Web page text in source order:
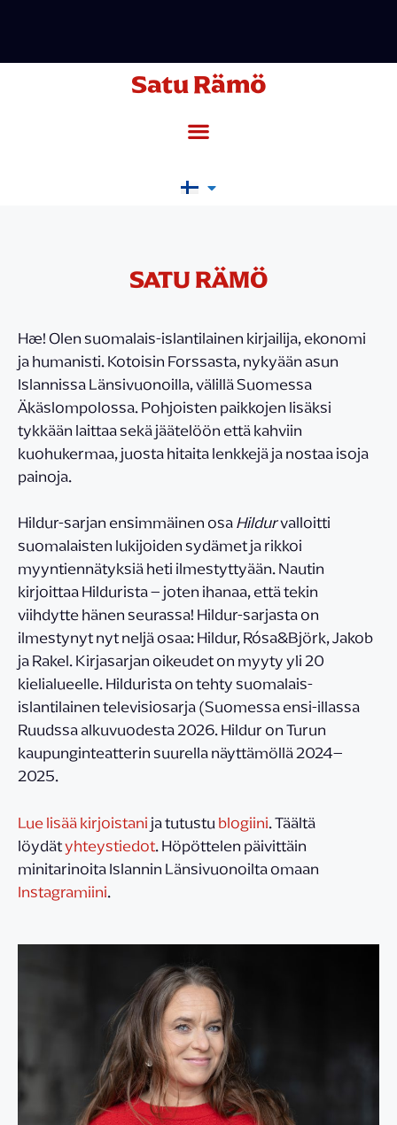
Satu Rämö
SATU RÄMÖ
Hæ! Olen suomalais-islantilainen kirjailija, ekonomi
ja humanisti. Kotoisin Forssasta, nykyään asun
Islannissa Länsivuonoilla, välillä Suomessa
Äkäslompolossa. Pohjoisten paikkojen lisäksi
tykkään laittaa sekä jäätelöön että kahviin
kuohukermaa, juosta hitaita lenkkejä ja nostaa isoja
painoja.
Hildur-sarjan ensimmäinen osaHildurvalloitti
suomalaisten lukijoiden sydämet ja rikkoi
myyntiennätyksiä heti ilmestyttyään. Nautin
kirjoittaa Hildurista – joten ihanaa, että tekin
viihdytte hänen seurassa! Hildur-sarjasta on
ilmestynyt nyt neljä osaa: Hildur, Rósa&Björk, Jakob
ja Rakel. Kirjasarjan oikeudet on myyty yli 20
kielialueelle. Hildurista on tehty suomalais-
islantilainen televisiosarja (Suomessa ensi-illassa
Ruudssa alkuvuodesta 2026. Hildur on Turun
kaupunginteatterin suurella näyttämöllä 2024–
2025.
Lue lisää kirjoistanija tutustublogiini. Täältä
löydätyhteystiedot. Höpöttelen päivittäin
minitarinoita Islannin Länsivuonoilta omaan
Instagramiini.